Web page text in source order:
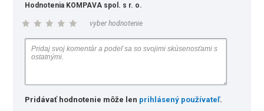
Hodnotenia KOMPAVA spol. s r. o.
vyber hodnotenie
Pridávať hodnotenie môže len prihlásený používateľ.